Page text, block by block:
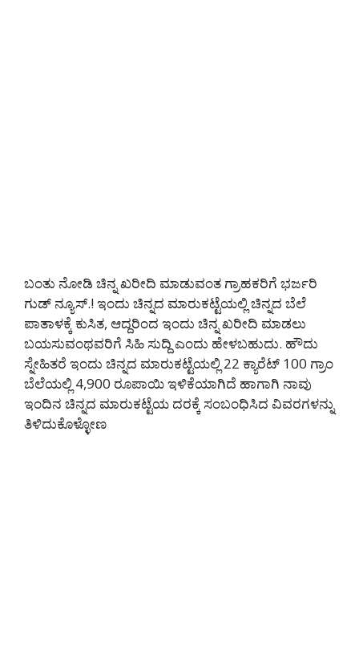
ಬಂತು ನೋಡಿ ಚಿನ್ನ ಖರೀದಿ ಮಾಡುವಂತ ಗ್ರಾಹಕರಿಗೆ ಭರ್ಜರಿ
ಗುಡ್ ನ್ಯೂಸ್.! ಇಂದು ಚಿನ್ನದ ಮಾರುಕಟ್ಟೆಯಲ್ಲಿ ಚಿನ್ನದ ಬೆಲೆ
ಪಾತಾಳಕ್ಕೆ ಕುಸಿತ, ಆದ್ದರಿಂದ ಇಂದು ಚಿನ್ನ ಖರೀದಿ ಮಾಡಲು
ಬಯಸುವಂಥವರಿಗೆ ಸಿಹಿ ಸುದ್ದಿ ಎಂದು ಹೇಳಬಹುದು. ಹೌದು
ಸ್ನೇಹಿತರೆ ಇಂದು ಚಿನ್ನದ ಮಾರುಕಟ್ಟೆಯಲ್ಲಿ 22 ಕ್ಯಾರೆಟ್ 100 ಗ್ರಾಂ
ಬೆಲೆಯಲ್ಲಿ 4,900 ರೂಪಾಯಿ ಇಳಿಕೆಯಾಗಿದೆ ಹಾಗಾಗಿ ನಾವು
ಇಂದಿನ ಚಿನ್ನದ ಮಾರುಕಟ್ಟೆಯ ದರಕ್ಕೆ ಸಂಬಂಧಿಸಿದ ವಿವರಗಳನ್ನು
ತಿಳಿದುಕೊಳ್ಳೋಣ